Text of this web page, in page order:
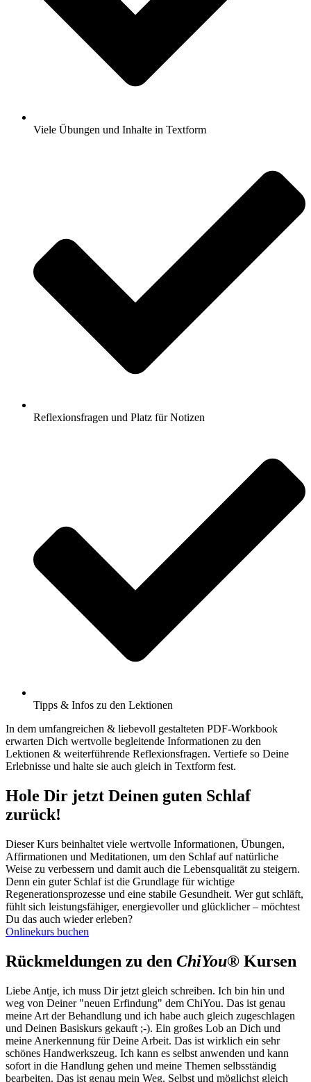
Viele Übungen und Inhalte in Textform
Reflexionsfragen und Platz für Notizen
Tipps & Infos zu den Lektionen
In dem umfangreichen & liebevoll gestalteten PDF-Workbook
erwarten Dich wertvolle begleitende Informationen zu den
Lektionen & weiterführende Reflexionsfragen. Vertiefe so Deine
Erlebnisse und halte sie auch gleich in Textform fest.
Hole Dir jetzt Deinen guten Schlaf
zurück!
Dieser Kurs beinhaltet viele wertvolle Informationen, Übungen,
Affirmationen und Meditationen, um den Schlaf auf natürliche
Weise zu verbessern und damit auch die Lebensqualität zu steigern.
Denn ein guter Schlaf ist die Grundlage für wichtige
Regenerationsprozesse und eine stabile Gesundheit. Wer gut schläft,
fühlt sich leistungsfähiger, energievoller und glücklicher – möchtest
Du das auch wieder erleben?
Onlinekurs buchen
Rückmeldungen zu den ChiYou® Kursen
Liebe Antje, ich muss Dir jetzt gleich schreiben. Ich bin hin und
weg von Deiner "neuen Erfindung" dem ChiYou. Das ist genau
meine Art der Behandlung und ich habe auch gleich zugeschlagen
und Deinen Basiskurs gekauft ;-). Ein großes Lob an Dich und
meine Anerkennung für Deine Arbeit. Das ist wirklich ein sehr
schönes Handwerkszeug. Ich kann es selbst anwenden und kann
sofort in die Handlung gehen und meine Themen selbsständig
bearbeiten. Das ist genau mein Weg. Selbst und möglichst gleich